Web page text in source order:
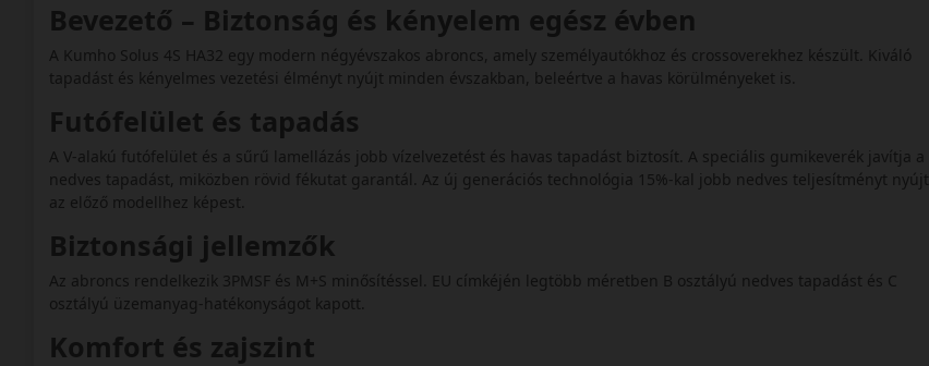
Bevezető – Biztonság és kényelem egész évben
A Kumho Solus 4S HA32 egy modern négyévszakos abroncs, amely személyautókhoz és crossoverekhez készült. Kiváló
tapadást és kényelmes vezetési élményt nyújt minden évszakban, beleértve a havas körülményeket is.
Futófelület és tapadás
A V-alakú futófelület és a sűrű lamellázás jobb vízelvezetést és havas tapadást biztosít. A speciális gumikeverék javítja a
nedves tapadást, miközben rövid fékutat garantál. Az új generációs technológia 15%-kal jobb nedves teljesítményt nyújt
az előző modellhez képest.
Biztonsági jellemzők
Az abroncs rendelkezik 3PMSF és M+S minősítéssel. EU címkéjén legtöbb méretben B osztályú nedves tapadást és C
osztályú üzemanyag-hatékonyságot kapott.
Komfort és zajszint